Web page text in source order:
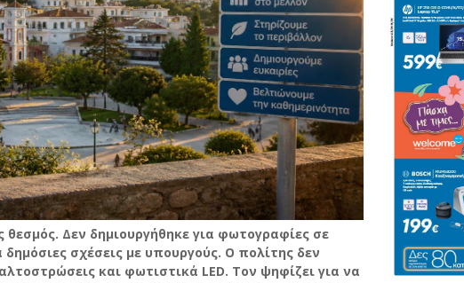
θεσμός. Δεν δημιουργήθηκε για φωτογραφίες σε
δημόσιες σχέσεις με υπουργούς. Ο πολίτης δεν
και φωτιστικά LED. Τον ψηφίζει για να